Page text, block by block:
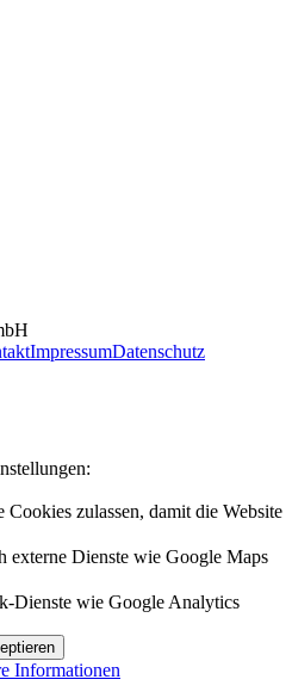
ImpressumDatenschutz
Cookies zulassen, damit die Website
externe Dienste wie Google Maps
Dienste wie Google Analytics
Informationen